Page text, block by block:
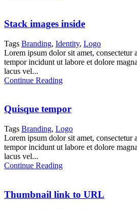
Stack images inside
Tags Branding, Identity, Logo
Lorem ipsum dolor sit amet, consectetur
tempor incidunt ut labore et dolore
lacus vel...
Continue Reading
Quisque tempor
Tags Branding, Logo
Lorem ipsum dolor sit amet, consectetur
tempor incidunt ut labore et dolore
lacus vel...
Continue Reading
Thumbnail link to URL